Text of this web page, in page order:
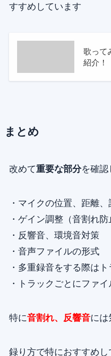
すすめしています
歌って
紹介！
まとめ
改めて重要な部分を確認
・マイクの位置、距離、
・ゲイン調整（音割れ防
・反響音、環境音対策
・音声ファイルの形式
・多重録音をする際は
・トラックごとにファ
特に音割れ、反響音には
録り方で特におすすめし